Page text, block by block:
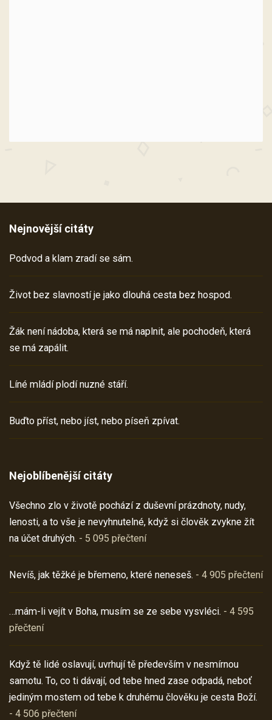
Nejnovější citáty
Podvod a klam zradí se sám.
Život bez slavností je jako dlouhá cesta bez hospod.
Žák není nádoba, která se má naplnit, ale pochodeň, která
se má zapálit.
Líné mládí plodí nuzné stáří.
Buďto příst, nebo jíst, nebo píseň zpívat.
Nejoblíbenější citáty
Všechno zlo v životě pochází z duševní prázdnoty, nudy,
lenosti, a to vše je nevyhnutelné, když si člověk zvykne žít
na účet druhých. - 5 095 přečtení
Nevíš, jak těžké je břemeno, které neneseš. - 4 905 přečtení
…mám-li vejít v Boha, musím se ze sebe vysvléci. - 4 595
přečtení
Když tě lidé oslavují, uvrhují tě především v nesmírnou
samotu. To, co ti dávají, od tebe hned zase odpadá, neboť
jediným mostem od tebe k druhému člověku je cesta Boží.
- 4 506 přečtení